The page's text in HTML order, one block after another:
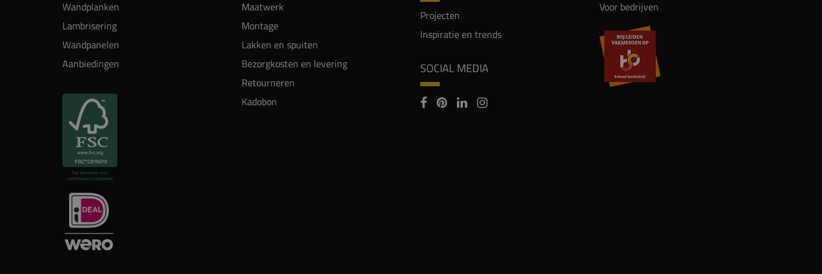
Wandplanken
Lambrisering
Wandpanelen
Aanbiedingen
Maatwerk
Montage
Lakken en spuiten
Bezorgkosten en levering
Retourneren
Kadobon
Projecten
Inspiratie en trends
SOCIAL MEDIA
Voor bedrijven